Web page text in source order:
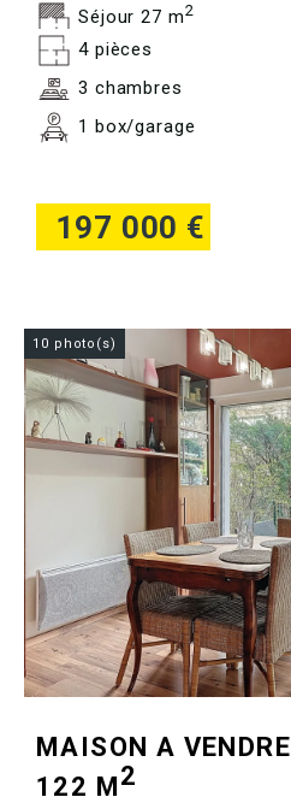
197 000 €
Séjour 27 m2
4 pièces
3 chambres
1 box/garage
10 photo(s)
MAISON A VENDRE
122 M2